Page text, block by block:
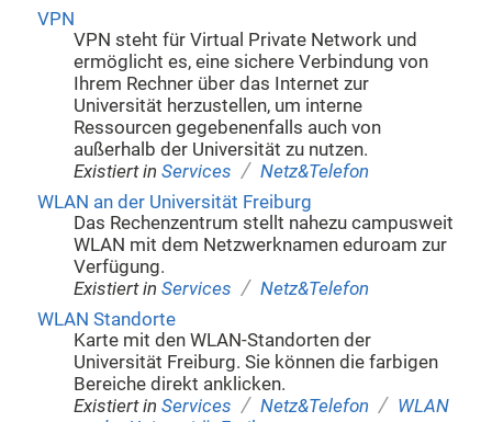
VPN
VPN steht für Virtual Private Network und
ermöglicht es, eine sichere Verbindung von
Ihrem Rechner über das Internet zur
Universität herzustellen, um interne
Ressourcen gegebenenfalls auch von
außerhalb der Universität zu nutzen.
Existiert in Services / Netz&Telefon
WLAN an der Universität Freiburg
Das Rechenzentrum stellt nahezu campusweit
WLAN mit dem Netzwerknamen eduroam zur
Verfügung.
Existiert in Services / Netz&Telefon
WLAN Standorte
Karte mit den WLAN-Standorten der
Universität Freiburg. Sie können die farbigen
Bereiche direkt anklicken.
Existiert in Services / Netz&Telefon / WLAN